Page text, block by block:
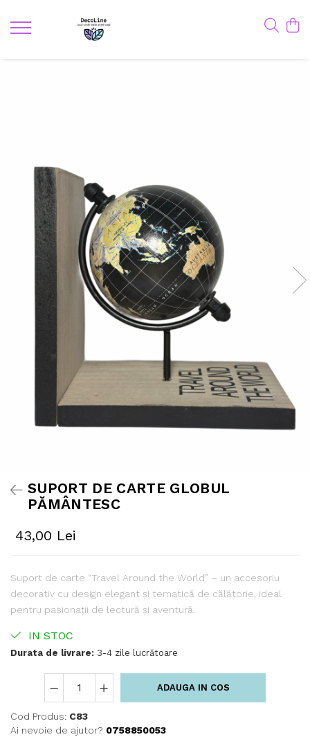
SUPORT DE CARTE GLOBUL
PĂMÂNTESC
43,00 Lei
Suport de carte “Travel Around the World” – un accesoriu
decorativ cu design elegant și tematică de călătorie, ideal
pentru pasionații de lectură și aventură.
IN STOC
Durata de livrare: 3-4 zile lucrătoare
ADAUGA IN COS
Cod Produs: C83
Ai nevoie de ajutor? 0758850053